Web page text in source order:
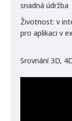
snadná údržba
Životnost: v
pro aplikaci v
Srovnání 3D,